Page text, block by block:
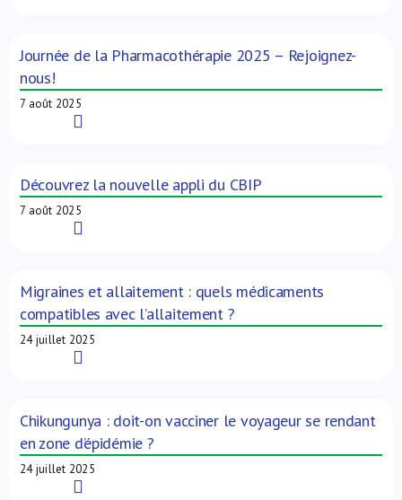
Journée de la Pharmacothérapie 2025 – Rejoignez-
nous!
7 août 2025
Découvrez la nouvelle appli du CBIP
7 août 2025
Migraines et allaitement : quels médicaments
compatibles avec l’allaitement ?
24 juillet 2025
Chikungunya : doit-on vacciner le voyageur se rendant
en zone d’épidémie ?
24 juillet 2025